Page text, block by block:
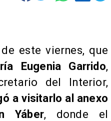
este viernes, que
Eugenia Garrido,
del Interior,
a visitarlo al anexo
Yáber, donde el